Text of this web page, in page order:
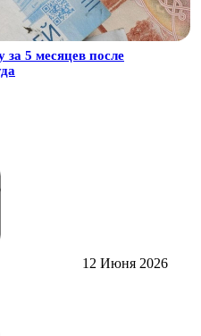
за 5 месяцев после
12 Июня 2026